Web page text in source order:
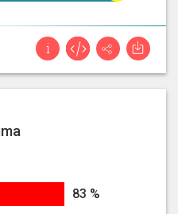
82.56756756756756%
83 %